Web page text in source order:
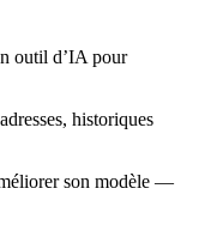
outil d’IA pour
historiques
son modèle —